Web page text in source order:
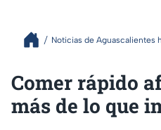
Noticias de Aguascalientes
Comer rápido
más de lo que